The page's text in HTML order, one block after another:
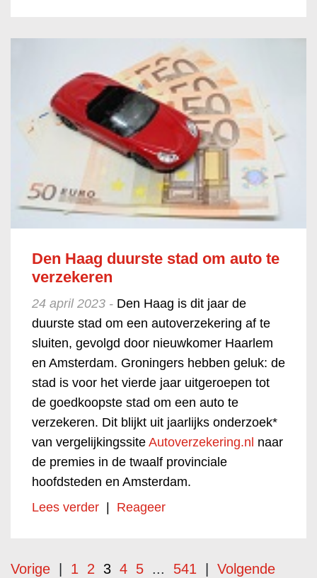
Den Haag duurste stad om auto te
verzekeren
24 april 2023 - Den Haag is dit jaar de
duurste stad om een autoverzekering af te
sluiten, gevolgd door nieuwkomer Haarlem
en Amsterdam. Groningers hebben geluk: de
stad is voor het vierde jaar uitgeroepen tot
de goedkoopste stad om een auto te
verzekeren. Dit blijkt uit jaarlijks onderzoek*
van vergelijkingssite Autoverzekering.nl naar
de premies in de twaalf provinciale
hoofdsteden en Amsterdam.
Lees verder
Reageer
Vorige 1 2 3 4 5 ... 541 Volgende